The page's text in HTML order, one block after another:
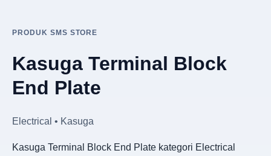
PRODUK SMS STORE
Kasuga Terminal Block
End Plate
Electrical • Kasuga
Kasuga Terminal Block End Plate kategori Electrical